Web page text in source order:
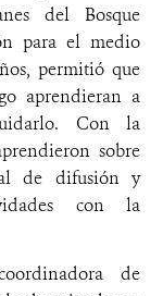
del Bosque
para el medio
permitió que
aprendieran a
Con la
sobre
de difusión y
con la
de